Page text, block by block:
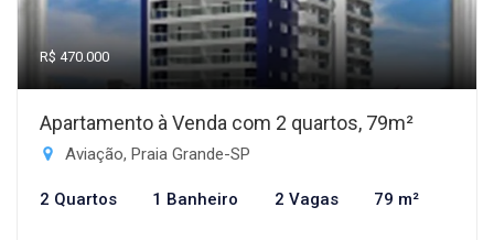
R$ 470.000
Apartamento à Venda com 2 quartos, 79m²
Aviação, Praia Grande-SP
2 Quartos 1 Banheiro 2 Vagas 79 m²